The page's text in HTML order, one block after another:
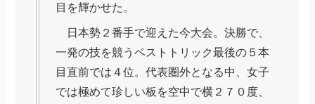
目を輝かせた。
日本勢２番手で迎えた今大会。決勝で、
一発の技を競うベストトリック最後の５本
目直前では４位。代表圏外となる中、女子
では極めて珍しい板を空中で横２７０度、